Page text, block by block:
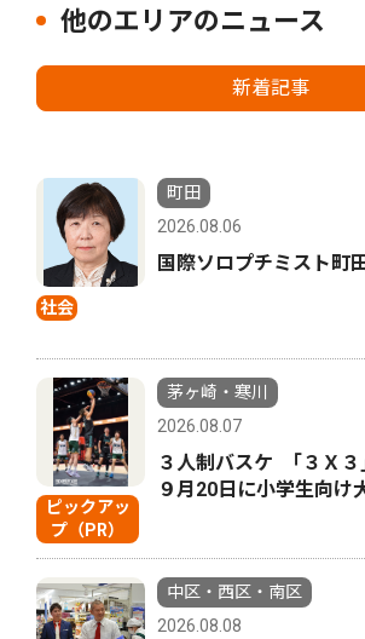
他のエリアのニュース
新着記事
社会
町田
2026.08.06
国際ソロプチミスト町
ピックアッ
プ（PR）
茅ヶ崎・寒川
2026.08.07
３人制バスケ ｢３Ｘ
９月20日に小学生向け
中区・西区・南区
2026.08.08